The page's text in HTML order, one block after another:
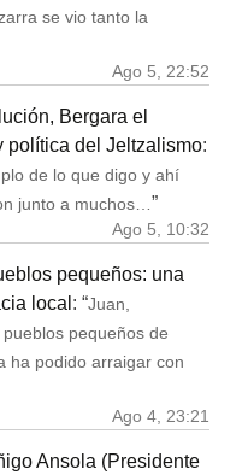
se vio tanto la
Ago 5, 22:52
Bergara el
política del Jeltzalismo:
de lo que digo y ahí
junto a muchos…”
Ago 5, 10:32
pequeños: una
local : “Juan,
pequeños de
ha podido arraigar con
Ago 4, 23:21
Ansola (Presidente